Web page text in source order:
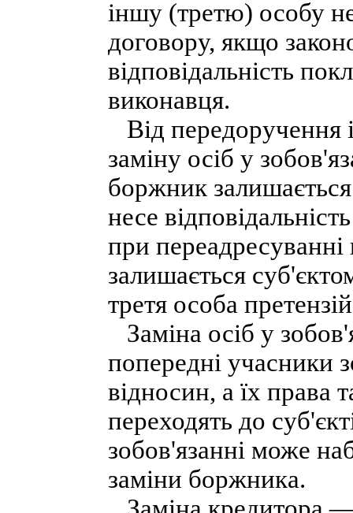
іншу (третю) особу
договору, якщо
відповідальність
виконавця.
Від передоручення
заміну осіб у
боржник залишається
несе
при
залишається
третя особа
Заміна осіб у
попередні учасники
відносин, а їх права
переходять до
зобов'язанні може
заміни боржника.